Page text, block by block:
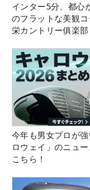
インター5分、都心
のフラットな美観
栄カントリー俱楽
今年も男女プロが
ロウェイ」のニュ
こちら！